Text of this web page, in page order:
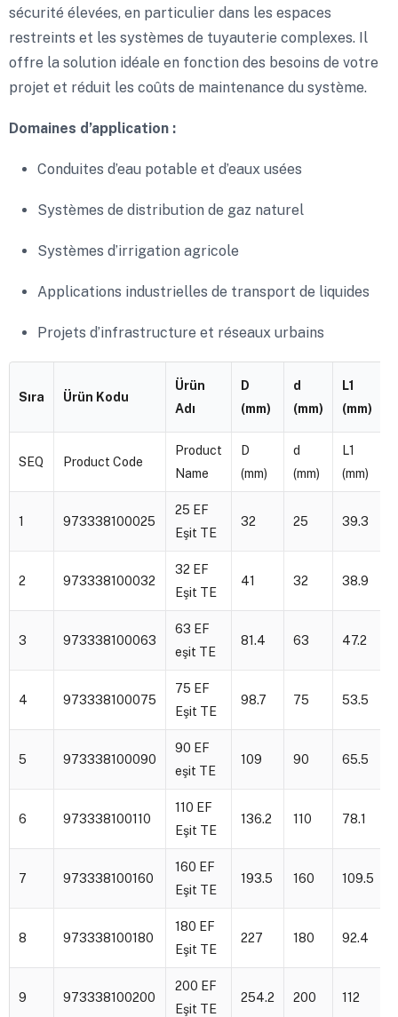
sécurité élevées, en particulier dans les espaces
restreints et les systèmes de tuyauterie complexes. Il
offre la solution idéale en fonction des besoins de votre
projet et réduit les coûts de maintenance du système.
Domaines d’application :
Conduites d’eau potable et d’eaux usées
Systèmes de distribution de gaz naturel
Systèmes d’irrigation agricole
Applications industrielles de transport de liquides
Projets d’infrastructure et réseaux urbains
Sıra Ürün Kodu
Ürün
Adı
D
(mm)
d
(mm)
L1
(mm)
SEQ Product Code
Product
Name
D
(mm)
d
(mm)
L1
(mm)
1 973338100025
25 EF
Eşit TE
32 25 39.3
2 973338100032
32 EF
Eşit TE
41 32 38.9
3 973338100063
63 EF
eşit TE
81.4 63 47.2
4 973338100075
75 EF
Eşit TE
98.7 75 53.5
5 973338100090
90 EF
eşit TE
109 90 65.5
6 973338100110
110 EF
Eşit TE
136.2 110 78.1
7 973338100160
160 EF
Eşit TE
193.5 160 109.5
8 973338100180
180 EF
Eşit TE
227 180 92.4
9 973338100200
200 EF
Eşit TE
254.2 200 112